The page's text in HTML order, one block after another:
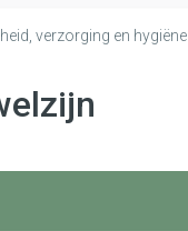
verzorging en hygiëne